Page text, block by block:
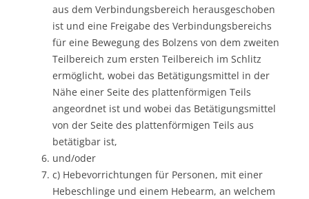
aus dem Verbindungsbereich herausgeschoben
ist und eine Freigabe des Verbindungsbereichs
für eine Bewegung des Bolzens von dem zweiten
Teilbereich zum ersten Teilbereich im Schlitz
ermöglicht, wobei das Betätigungsmittel in der
Nähe einer Seite des plattenförmigen Teils
angeordnet ist und wobei das Betätigungsmittel
von der Seite des plattenförmigen Teils aus
betätigbar ist,
und/oder
c) Hebevorrichtungen für Personen, mit einer
Hebeschlinge und einem Hebearm, an welchem